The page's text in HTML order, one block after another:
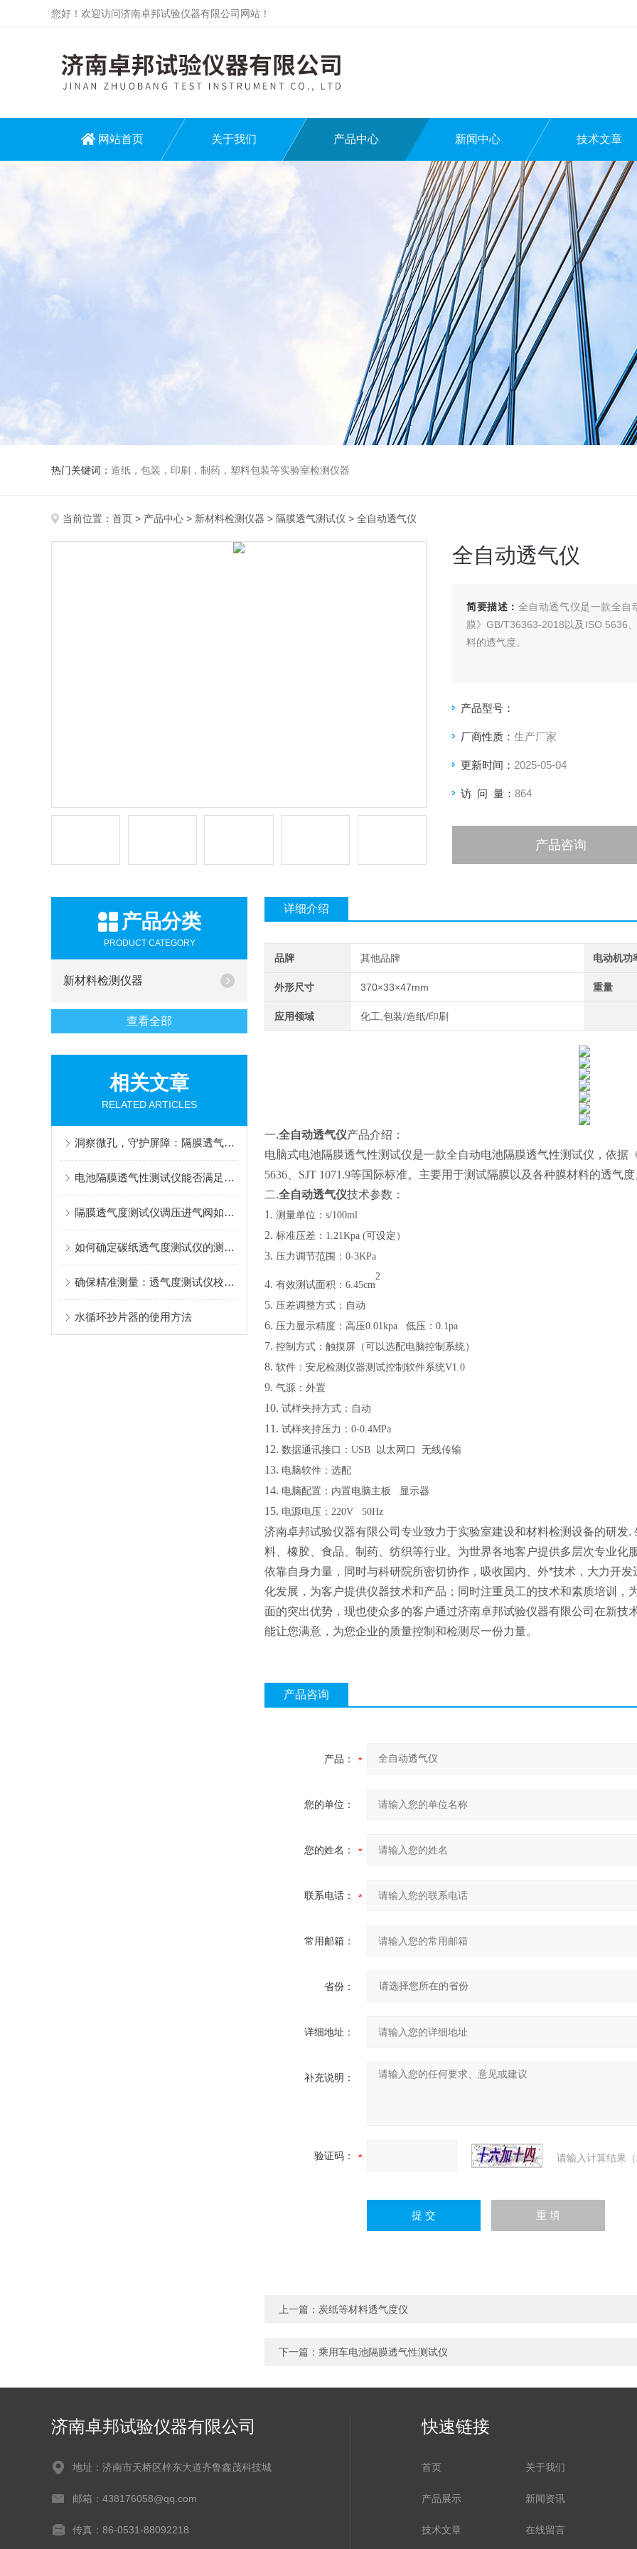
您好！欢迎访问济南卓邦试验仪器有限公司网站！
网站首页 关于我们 产品中心 新闻中心 技术文章
热门关键词： 造纸，包装，印刷，制药，塑料包装等实验室检测仪器
当前位置： 首页 > 产品中心 > 新材料检测仪器 > 隔膜透气测试仪 > 全自动透气仪
全自动透气仪
简要描述： 全自动透气仪是一款全自
膜》GB/T36363-2018以及ISO 5636
料的透气度。
产品型号：
厂商性质： 生产厂家
更新时间： 2025-05-04
访 问 量： 864
产品咨询
产品分类
PRODUCT CATEGORY
新材料检测仪器
查看全部
相关文章
RELATED ARTICLES
洞察微孔，守护屏障：隔膜透气度测定仪，材料性能的精密标尺
电池隔膜透气性测试仪能否满足新能源行业的特殊要求？
隔膜透气度测试仪调压进气阀如何精准调节？
如何确定碳纸透气度测试仪的测量范围？
确保精准测量：透气度测试仪校准规范解析
水循环抄片器的使用方法
详细介绍
品牌 其他品牌 电动机功
外形尺寸 370×33×47mm 重量
应用领域 化工,包装/造纸/印刷
一.全自动透气仪产品介绍：
电脑式电池隔膜透气性测试仪是一款全自动电池隔膜透气性测试仪，依据
5636、SJT 1071.9等国际标准。 主要用于测试隔膜以及各种膜材料的透气度
二.全自动透气仪技术参数：
1. 测量单位： s/100ml
2. 标准压差： 1.21Kpa (可设定）
3. 压力调节范围： 0-3KPa
4. 有效测试面积： 6.45cm
2
5. 压差调整方式：自动
6. 压力显示精度：高压0.01kpa 低压：0.1pa
7. 控制方式：触摸屏（可以选配电脑控制系统）
8. 软件：安尼检测仪器测试控制软件系统V1.0
9. 气源：外置
10. 试样夹持方式：自动
11. 试样夹持压力： 0-0.4MPa
12. 数据通讯接口： USB 以太网口 无线传输
13. 电脑软件：选配
14. 电脑配置：内置电脑主板 显示器
15. 电源电压： 220V 50Hz
济南卓邦试验仪器有限公司专业致力于实验室建设和材料检测设备的研发
料、橡胶、食品、制药、纺织等行业。为世界各地客户提供多层次专业化
依靠自身力量，同时与科研院所密切协作，吸收国内、外*技术，大力开
化发展，为客户提供仪器技术和产品；同时注重员工的技术和素质培训，
面的突出优势，现也使众多的客户通过济南卓邦试验仪器有限公司在新技
能让您满意，为您企业的质量控制和检测尽一份力量。
产品咨询
产品：
您的单位：
您的姓名：
联系电话：
常用邮箱：
省份：
详细地址：
补充说明：
验证码： 请输入计算结果
上一篇： 炭纸等材料透气度仪
下一篇： 乘用车电池隔膜透气性测试仪
济南卓邦试验仪器有限公司
地址：济南市天桥区梓东大道齐鲁鑫茂科技城
邮箱：438176058@qq.com
传真：86-0531-88092218
快速链接
首页 关于我们
产品展示 新闻资讯
技术文章 在线留言